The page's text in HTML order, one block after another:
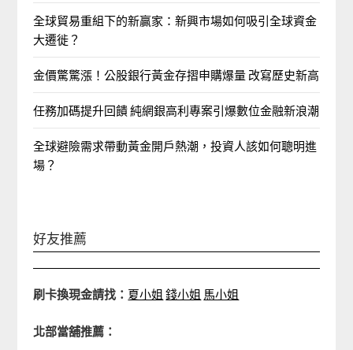
全球貿易重組下的新贏家：新興市場如何吸引全球資金
大遷徙？
金價驚驚漲！公股銀行黃金存摺申購爆量 改寫歷史新高
任務加碼提升回饋 純網銀高利專案引爆數位金融新浪潮
全球避險需求帶動黃金開戶熱潮，投資人該如何聰明進
場？
好友推薦
刷卡換現金請找： 夏小姐 錢小姐 馬小姐
北部當舖推薦：